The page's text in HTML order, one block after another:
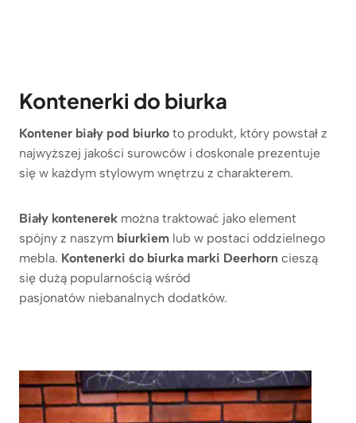
Kontenerki do biurka
Kontener biały pod biurko to produkt, który powstał z
najwyższej jakości surowców i doskonale prezentuje
się w każdym stylowym wnętrzu z charakterem.
Biały kontenerek można traktować jako element
spójny z naszym biurkiem lub w postaci oddzielnego
mebla. Kontenerki do biurka marki Deerhorn cieszą
się dużą popularnością wśród
pasjonatów niebanalnych dodatków.